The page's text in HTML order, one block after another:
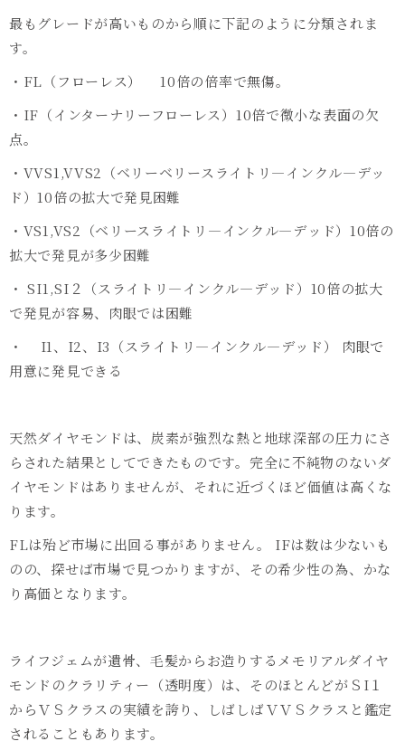
最もグレードが高いものから順に下記のように分類されま
す。
・FL（フローレス） 10倍の倍率で無傷。
・IF（インターナリーフローレス）10倍で微小な表面の欠
点。
・VVS1,VVS2（ベリーベリースライトリ―インクル―デッ
ド）10倍の拡大で発見困難
・VS1,VS2（ベリースライトリ―インクル―デッド）10倍の
拡大で発見が多少困難
・ SI1,SI２（スライトリ―インクル―デッド）10倍の拡大
で発見が容易、肉眼では困難
・ I1、I2、I3（スライトリ―インクル―デッド） 肉眼で
用意に発見できる
天然ダイヤモンドは、炭素が強烈な熱と地球深部の圧力にさ
らされた結果としてできたものです。完全に不純物のないダ
イヤモンドはありませんが、それに近づくほど価値は高くな
ります。
FLは殆ど市場に出回る事がありません。 IFは数は少ないも
のの、探せば市場で見つかりますが、その希少性の為、かな
り高価となります。
ライフジェムが遺骨、毛髪からお造りするメモリアルダイヤ
モンドのクラリティー（透明度）は、そのほとんどがＳI１
からＶＳクラスの実績を誇り、しばしばＶＶＳクラスと鑑定
されることもあります。